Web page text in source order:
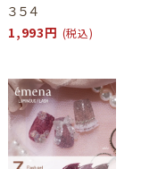
３５４
1,993円 (税込)